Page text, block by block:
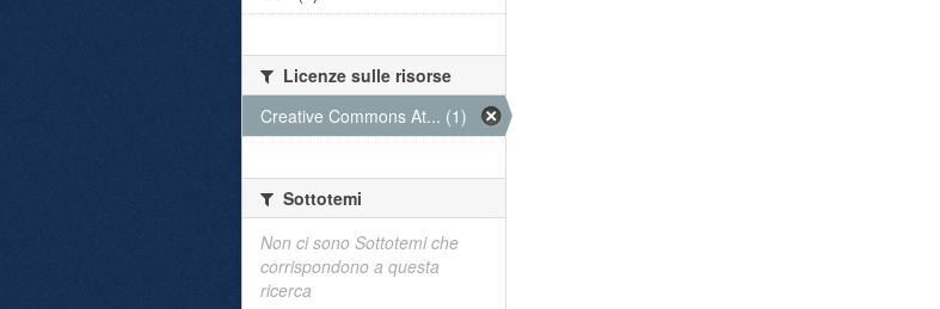
Licenze sulle risorse
Creative Commons At... (1)
Sottotemi
Non ci sono Sottotemi che
corrispondono a questa
ricerca